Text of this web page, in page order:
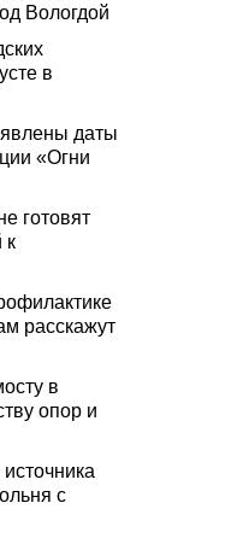
Вологдой
в
даты
«Огни
готовят
к
расскажут
в
опор и
с